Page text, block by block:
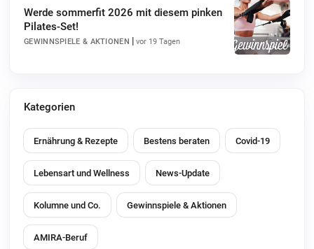
Werde sommerfit 2026 mit diesem pinken
Pilates-Set!
GEWINNSPIELE & AKTIONEN | vor 19 Tagen
Kategorien
Ernährung & Rezepte Bestens beraten Covid-19
Lebensart und Wellness News-Update
Kolumne und Co. Gewinnspiele & Aktionen
AMIRA-Beruf